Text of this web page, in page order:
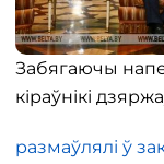
Забягаючы
кіраўнікі
размаўлялі ў